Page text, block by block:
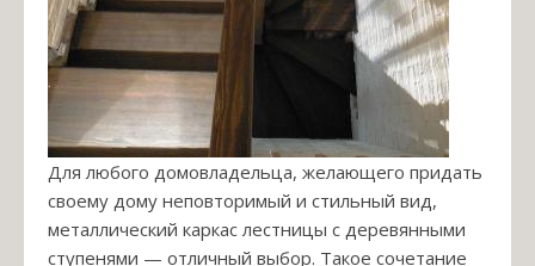
Для любого домовладельца, желающего придать
своему дому неповторимый и стильный вид,
металлический каркас лестницы с деревянными
ступенями — отличный выбор. Такое сочетание